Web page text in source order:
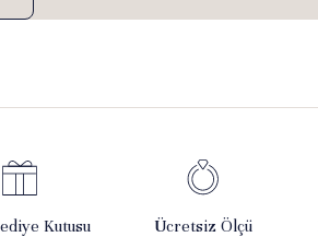
Kutusu
Ücretsiz Ölçü